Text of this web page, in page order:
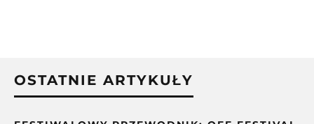
OSTATNIE ARTYKUŁY